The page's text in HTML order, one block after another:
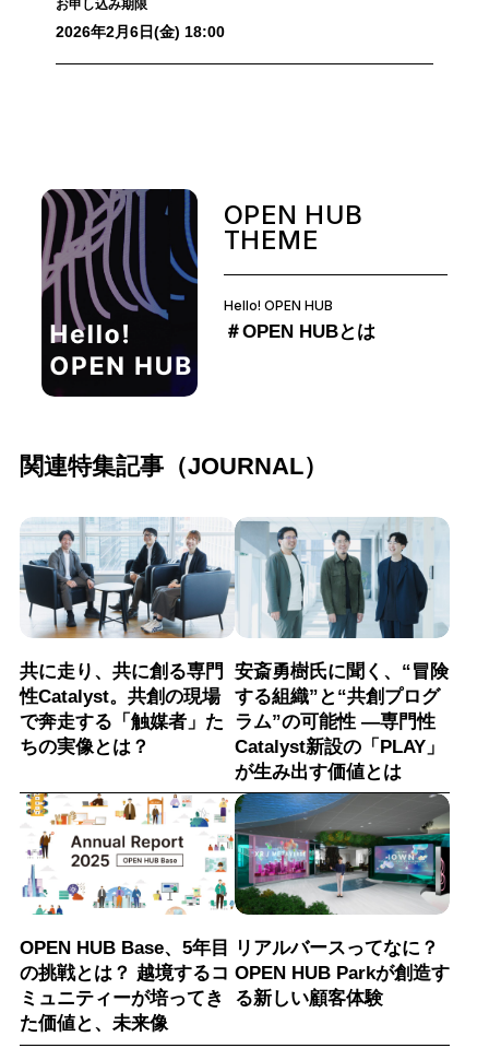
お申し込み期限
2026年2月6日(金) 18:00
OPEN HUB
THEME
Hello! OPEN HUB
＃OPEN HUBとは
関連特集記事（JOURNAL）
共に走り、共に創る専門
性Catalyst。共創の現場
で奔走する「触媒者」た
ちの実像とは？
安斎勇樹氏に聞く、“冒険
する組織”と“共創プログ
ラム”の可能性 ―専門性
Catalyst新設の「PLAY」
が生み出す価値とは
OPEN HUB Base、5年目
の挑戦とは？ 越境するコ
ミュニティーが培ってき
た価値と、未来像
リアルバースってなに？
OPEN HUB Parkが創造す
る新しい顧客体験